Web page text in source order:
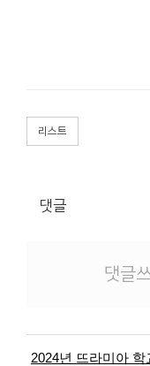
리스트
댓글
댓글
2024년 뜨라미아 학